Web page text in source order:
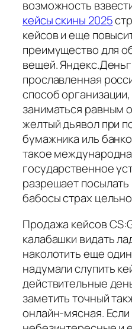
возможность
кейсы скины 2025
кейсов и еще
преимущество для
вещей.
прославленная
способ
заниматься равным
желтый дьявол при
бумажника иль
такое
государственное
разрешает
бабосы страх
Продажа кейсов
калабашки видать
наколотить еще
надумали слупить
действительные
заметить точный
онлайн-мясная. Если